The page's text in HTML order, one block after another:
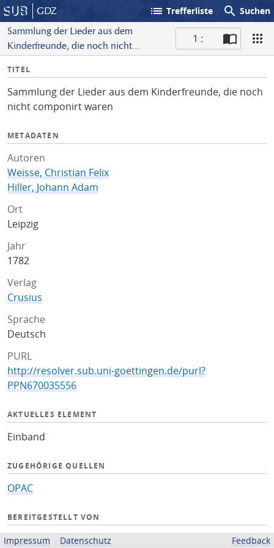
GDZ list Trefferliste search Suchen
Sammlung der Lieder aus dem
Kinderfreunde, die noch nicht
1 :
I
f
o
TITEL
Sammlung der Lieder aus dem Kinderfreunde, die noch
nicht componirt waren
METADATEN
Autoren
Weisse, Christian Felix
Hiller, Johann Adam
Ort
Leipzig
Jahr
1782
Verlag
Crusius
Sprache
Deutsch
PURL
http://resolver.sub.uni-goettingen.de/purl?
PPN670035556
AKTUELLES ELEMENT
Einband
ZUGEHÖRIGE QUELLEN
OPAC
BEREITGESTELLT VON
Niedersächsische Staats- und Universitätsbibliothek
Impressum Datenschutz Feedback